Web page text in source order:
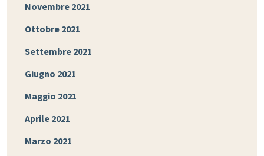
Novembre 2021
Ottobre 2021
Settembre 2021
Giugno 2021
Maggio 2021
Aprile 2021
Marzo 2021